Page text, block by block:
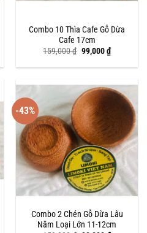
Combo 10 Thìa Cafe Gỗ Dừa
Cafe 17cm
159,000₫ Giá
gốc
là:
99,000₫Giá
hiện
tại
99,000 ₫.
-43%
Combo 2 Chén Gỗ Dừa Lâu
Năm Loại Lớn 11-12cm